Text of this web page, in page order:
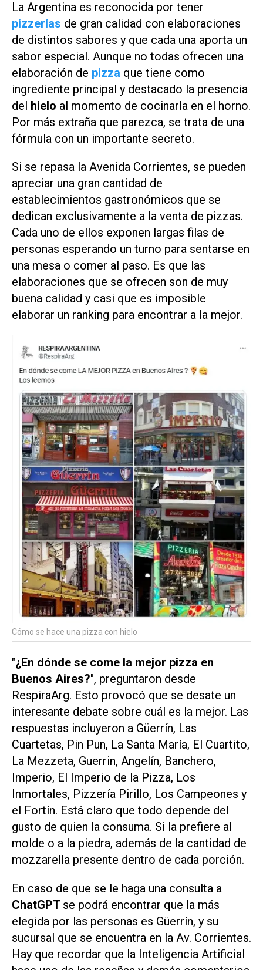
La Argentina es reconocida por tener
pizzerías de gran calidad con elaboraciones
de distintos sabores y que cada una aporta un
sabor especial. Aunque no todas ofrecen una
elaboración de pizza que tiene como
ingrediente principal y destacado la presencia
del hielo al momento de cocinarla en el horno.
Por más extraña que parezca, se trata de una
fórmula con un importante secreto.
Si se repasa la Avenida Corrientes, se pueden
apreciar una gran cantidad de
establecimientos gastronómicos que se
dedican exclusivamente a la venta de pizzas.
Cada uno de ellos exponen largas filas de
personas esperando un turno para sentarse en
una mesa o comer al paso. Es que las
elaboraciones que se ofrecen son de muy
buena calidad y casi que es imposible
elaborar un ranking para encontrar a la mejor.
Cómo se hace una pizza con hielo
"¿En dónde se come la mejor pizza en
Buenos Aires?", preguntaron desde
RespiraArg. Esto provocó que se desate un
interesante debate sobre cuál es la mejor. Las
respuestas incluyeron a Güerrín, Las
Cuartetas, Pin Pun, La Santa María, El Cuartito,
La Mezzeta, Guerrin, Angelín, Banchero,
Imperio, El Imperio de la Pizza, Los
Inmortales, Pizzería Pirillo, Los Campeones y
el Fortín. Está claro que todo depende del
gusto de quien la consuma. Si la prefiere al
molde o a la piedra, además de la cantidad de
mozzarella presente dentro de cada porción.
En caso de que se le haga una consulta a
ChatGPT se podrá encontrar que la más
elegida por las personas es Güerrín, y su
sucursal que se encuentra en la Av. Corrientes.
Hay que recordar que la Inteligencia Artificial